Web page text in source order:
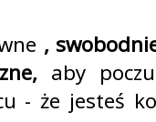
,
aby
- że jesteś